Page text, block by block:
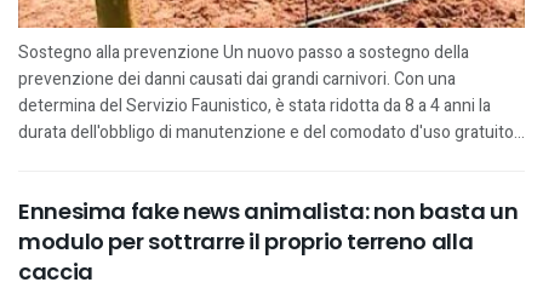
Sostegno alla prevenzione Un nuovo passo a sostegno della
prevenzione dei danni causati dai grandi carnivori. Con una
determina del Servizio Faunistico, è stata ridotta da 8 a 4 anni la
durata dell'obbligo di manutenzione e del comodato d'uso gratuito...
Ennesima fake news animalista: non basta un
modulo per sottrarre il proprio terreno alla
caccia